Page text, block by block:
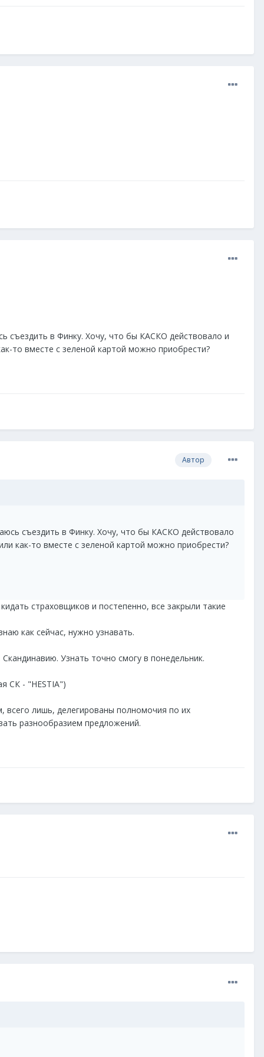
съездить в Финку. Хочу, что бы КАСКО действовало и
то вместе с зеленой картой можно приобрести?
Автор
съездить в Финку. Хочу, что бы КАСКО действовало
как-то вместе с зеленой картой можно приобрести?
страховщиков и постепенно, все закрыли такие
как сейчас, нужно узнавать.
Узнать точно смогу в понедельник.
СК - "HESTIA")
лишь, делегированы полномочия по их
разнообразием предложений.